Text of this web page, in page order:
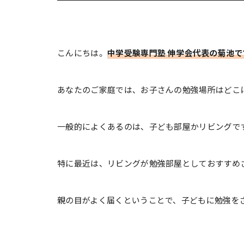
こんにちは。 中学受験専門塾 伸学会代表の菊池
あなたのご家庭では、お子さんの勉強場所はどこ
一般的によくあるのは、子ども部屋かリビングで
特に最近は、リビングが勉強部屋としておすすめ
親の目がよく届くということで、子どもに勉強を